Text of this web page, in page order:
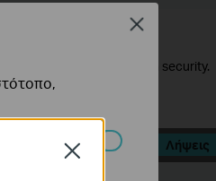
to strengthen connection security.
Λήψεις
Close
να
Close